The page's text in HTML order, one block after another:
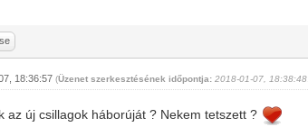
18:36:57(Üzenet szerkesztésének időpontja: 2018-01-07, 18:38:48
az új csillagok háborúját ? Nekem tetszett ?